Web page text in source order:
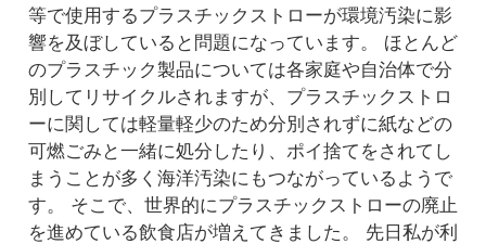
等で使用するプラスチックストローが環境汚染に影
響を及ぼしていると問題になっています。 ほとんど
のプラスチック製品については各家庭や自治体で分
別してリサイクルされますが、プラスチックストロ
ーに関しては軽量軽少のため分別されずに紙などの
可燃ごみと一緒に処分したり、ポイ捨てをされてし
まうことが多く海洋汚染にもつながっているようで
す。 そこで、世界的にプラスチックストローの廃止
を進めている飲食店が増えてきました。 先日私が利